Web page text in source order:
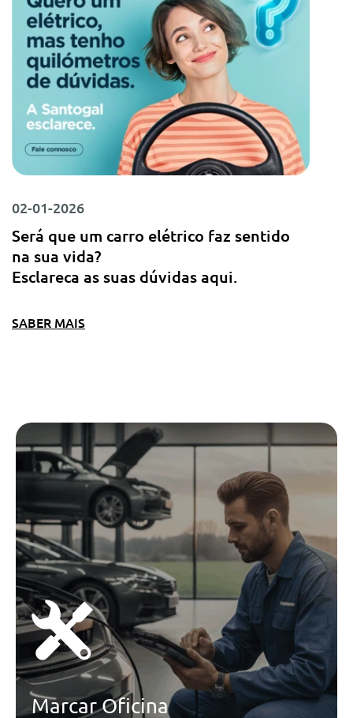
02-01-2026
Será que um carro elétrico faz sentido
na sua vida?
Esclareca as suas dúvidas aqui.
SABER MAIS
Marcar Oficina